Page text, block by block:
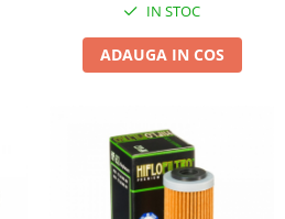
IN STOC
ADAUGA IN COS